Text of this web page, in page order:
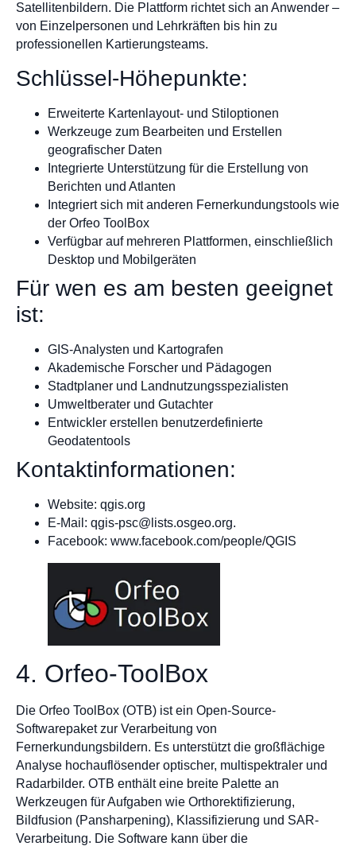
Satellitenbildern. Die Plattform richtet sich an Anwender –
von Einzelpersonen und Lehrkräften bis hin zu
professionellen Kartierungsteams.
Schlüssel-Höhepunkte:
Erweiterte Kartenlayout- und Stiloptionen
Werkzeuge zum Bearbeiten und Erstellen
geografischer Daten
Integrierte Unterstützung für die Erstellung von
Berichten und Atlanten
Integriert sich mit anderen Fernerkundungstools wie
der Orfeo ToolBox
Verfügbar auf mehreren Plattformen, einschließlich
Desktop und Mobilgeräten
Für wen es am besten geeignet
ist:
GIS-Analysten und Kartografen
Akademische Forscher und Pädagogen
Stadtplaner und Landnutzungsspezialisten
Umweltberater und Gutachter
Entwickler erstellen benutzerdefinierte
Geodatentools
Kontaktinformationen:
Website: qgis.org
E-Mail: qgis-psc@lists.osgeo.org.
Facebook: www.facebook.com/people/QGIS
4. Orfeo-ToolBox
Die Orfeo ToolBox (OTB) ist ein Open-Source-
Softwarepaket zur Verarbeitung von
Fernerkundungsbildern. Es unterstützt die großflächige
Analyse hochauflösender optischer, multispektraler und
Radarbilder. OTB enthält eine breite Palette an
Werkzeugen für Aufgaben wie Orthorektifizierung,
Bildfusion (Pansharpening), Klassifizierung und SAR-
Verarbeitung. Die Software kann über die